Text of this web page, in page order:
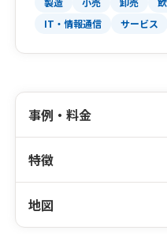
IT・情報通信
サービス
事例・料金
特徴
地図